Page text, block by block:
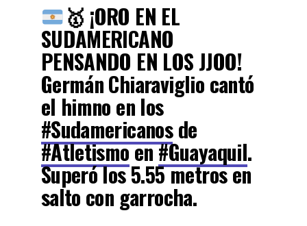
🥇 ¡ORO EN EL
SUDAMERICANO
PENSANDO EN LOS JJOO!
Germán Chiaraviglio cantó
el himno en los
#Sudamericanosde
#Atletismoen#Guayaquil.
Superó los 5.55 metros en
salto con garrocha.